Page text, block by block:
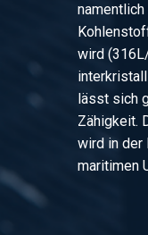
wird
lässt sich
Zähigkeit.
wird in der
maritimen